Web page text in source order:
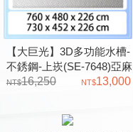
【大巨光】3D多功能水槽-
不銹鋼-上崁(SE-7648)亞麻
紋 1.5mm
16,250 13,000